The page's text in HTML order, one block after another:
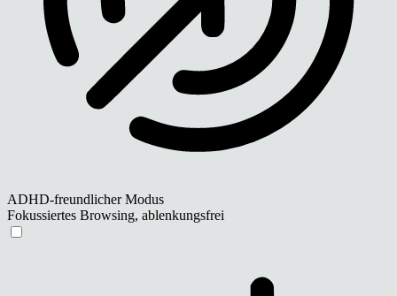
ADHD-freundlicher Modus
Fokussiertes Browsing, ablenkungsfrei